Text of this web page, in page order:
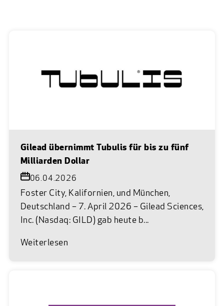
Gilead übernimmt Tubulis für bis zu fünf
Milliarden Dollar
06.04.2026
Foster City, Kalifornien, und München,
Deutschland – 7. April 2026 – Gilead Sciences,
Inc. (Nasdaq: GILD) gab heute b...
Weiterlesen